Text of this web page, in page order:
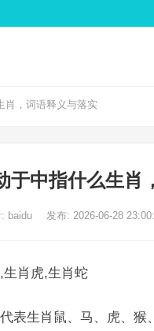
肖，词语释义与落实
于中指什么生肖
baidu 发布: 2026-06-28
肖虎,生肖蛇
表生肖鼠、马、虎、猴